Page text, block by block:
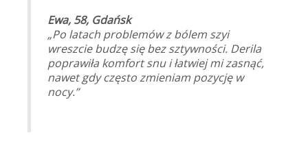
Ewa, 58, Gdańsk
„Po latach problemów z bólem szyi
wreszcie budzę się bez sztywności. Derila
poprawiła komfort snu i łatwiej mi zasnąć,
nawet gdy często zmieniam pozycję w
nocy.”